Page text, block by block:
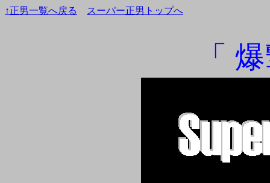
↑正男一覧へ戻る スーパー正男トップへ
「